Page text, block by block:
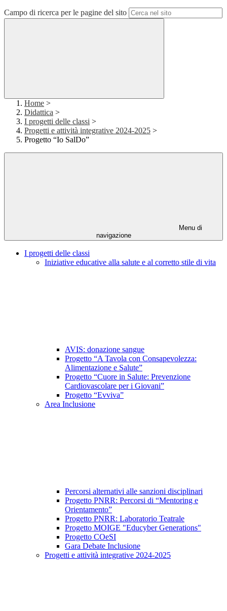
Campo di ricerca per le pagine del sito
Home >
Didattica >
I progetti delle classi >
Progetti e attività integrative 2024-2025 >
Progetto “Io SalDo”
Menu di
navigazione
I progetti delle classi
Iniziative educative alla salute e al corretto stile di vita
AVIS: donazione sangue
Progetto “A Tavola con Consapevolezza:
Alimentazione e Salute”
Progetto “Cuore in Salute: Prevenzione
Cardiovascolare per i Giovani”
Progetto “Evviva”
Area Inclusione
Percorsi alternativi alle sanzioni disciplinari
Progetto PNRR: Percorsi di “Mentoring e
Orientamento”
Progetto PNRR: Laboratorio Teatrale
Progetto MOIGE "Educyber Generations"
Progetto COeSI
Gara Debate Inclusione
Progetti e attività integrative 2024-2025